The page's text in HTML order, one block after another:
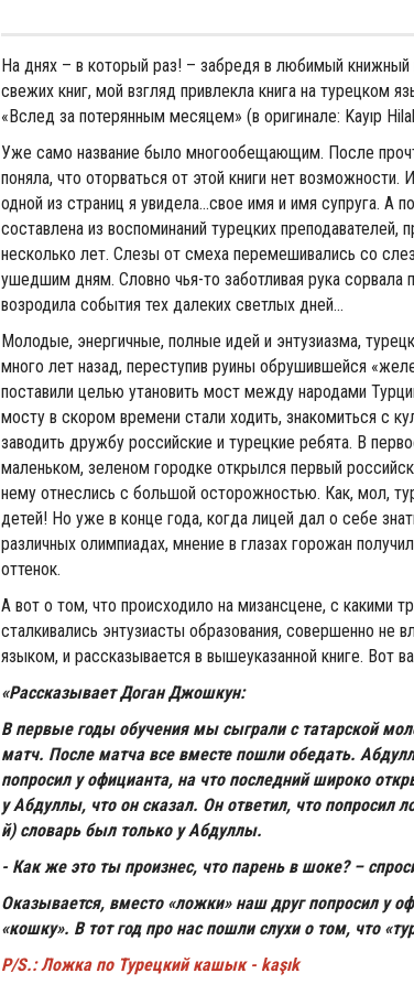
На днях – в который раз! – забредя в любимый книжный
свежих книг, мой взгляд привлекла книга на турецком
«Вслед за потерянным месяцем» (в оригинале: Kayıp
Уже само название было многообещающим. После
поняла, что оторваться от этой книги нет возможности.
одной из страниц я увидела...свое имя и имя супруга. А
составлена из воспоминаний турецких преподавателей,
несколько лет. Слезы от смеха перемешивались со
ушедшим дням. Словно чья-то заботливая рука сорвала
возродила события тех далеких светлых дней...
Молодые, энергичные, полные идей и энтузиазма,
много лет назад, переступив руины обрушившейся
поставили целью утановить мост между народами
мосту в скором времени стали ходить, знакомиться с
заводить дружбу российские и турецкие ребята. В
маленьком, зеленом городке открылся первый
нему отнеслись с большой осторожностью. Как, мол,
детей! Но уже в конце года, когда лицей дал о себе
различных олимпиадах, мнение в глазах горожан
оттенок.
А вот о том, что происходило на мизансцене, с какими
сталкивались энтузиасты образования, совершенно не
языком, и рассказывается в вышеуказанной книге. Вот
«Рассказывает Доган Джошкун:
В первые годы обучения мы сыграли с татарской
матч. После матча все вместе пошли обедать.
попросил у официанта, на что последний широко
у Абдуллы, что он сказал. Он ответил, что попросил
й) словарь был только у Абдуллы.
- Как же это ты произнес, что парень в шоке? –
Оказывается, вместо «ложки» наш друг попросил у
«кошку». В тот год про нас пошли слухи о том, что
P/S.: Ложка по Турецкий кашык - kaşık